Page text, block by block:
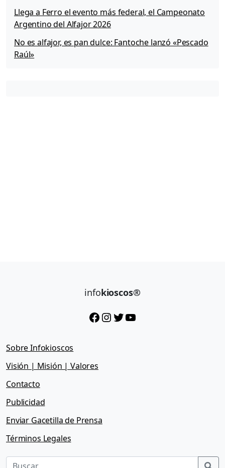
l
P
Llega a Ferro el evento más federal, el Campeonato
Argentino del Alfajor 2026
No es alfajor, es pan dulce: Fantoche lanzó «Pescado
Raúl»
infokioscos®
Facebook InstagramTwitter YouTube
Sobre Infokioscos
Visión | Misión | Valores
Contacto
Publicidad
Enviar Gacetilla de Prensa
Términos Legales